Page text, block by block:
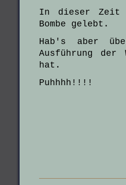
In dieser Zeit
Bombe gelebt.
Hab's aber
Ausführung der
hat.
Puhhhh!!!!